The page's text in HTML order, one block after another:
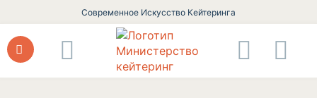
Современное Искусство Кейтеринга